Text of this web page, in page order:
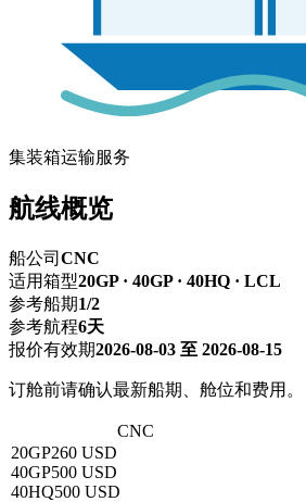
集装箱运输服务
航线概览
船公司 CNC
适用箱型20GP · 40GP · 40HQ · LCL
参考船期1/2
参考航程6天
报价有效期2026-08-03 至 2026-08-15
订舱前请确认最新船期、舱位和费用。
CNC
20GP260 USD
40GP500 USD
40HQ500 USD